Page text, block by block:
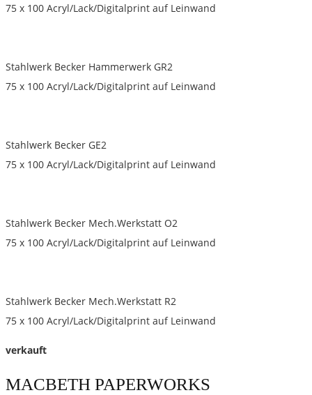
75 x 100 Acryl/Lack/Digitalprint auf Leinwand
Stahlwerk Becker Hammerwerk GR2
75 x 100 Acryl/Lack/Digitalprint auf Leinwand
Stahlwerk Becker GE2
75 x 100 Acryl/Lack/Digitalprint auf Leinwand
Stahlwerk Becker Mech.Werkstatt O2
75 x 100 Acryl/Lack/Digitalprint auf Leinwand
Stahlwerk Becker Mech.Werkstatt R2
75 x 100 Acryl/Lack/Digitalprint auf Leinwand
verkauft
MACBETH PAPERWORKS